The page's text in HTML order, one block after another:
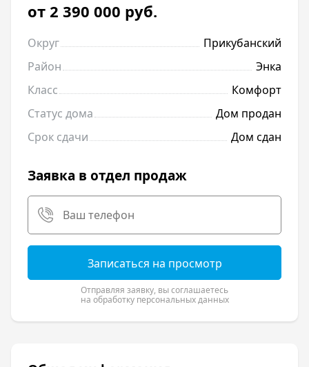
от 2 390 000 руб.
Округ
Прикубанский
Район
Энка
Класс
Комфорт
Статус дома
Дом продан
Срок сдачи
Дом сдан
Заявка в отдел продаж
Записаться на просмотр
Отправляя заявку, вы соглашаетесь
на обработку персональных данных